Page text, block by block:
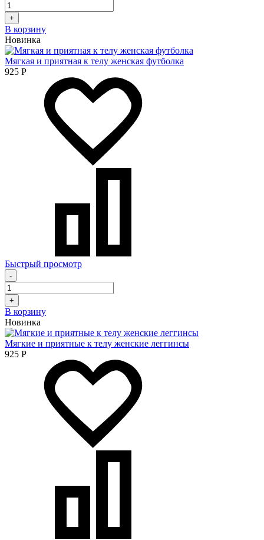
+
В корзину
Новинка
Мягкая и приятная к телу женская футболка
925 Р
Быстрый просмотр
-
+
В корзину
Новинка
Мягкие и приятные к телу женские леггинсы
925 Р